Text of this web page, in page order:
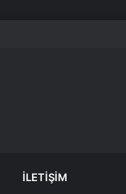
İLETIŞIM